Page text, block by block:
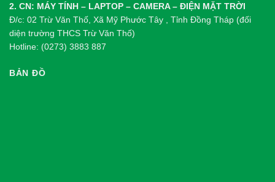
2. CN: MÁY TÍNH – LAPTOP – CAMERA – ĐIỆN MẶT TRỜI
Đ/c: 02 Trừ Văn Thố, Xã Mỹ Phước Tây , Tỉnh Đồng Tháp (đối
diện trường THCS Trừ Văn Thố)
Hotline: (0273) 3883 887
BẢN ĐỒ